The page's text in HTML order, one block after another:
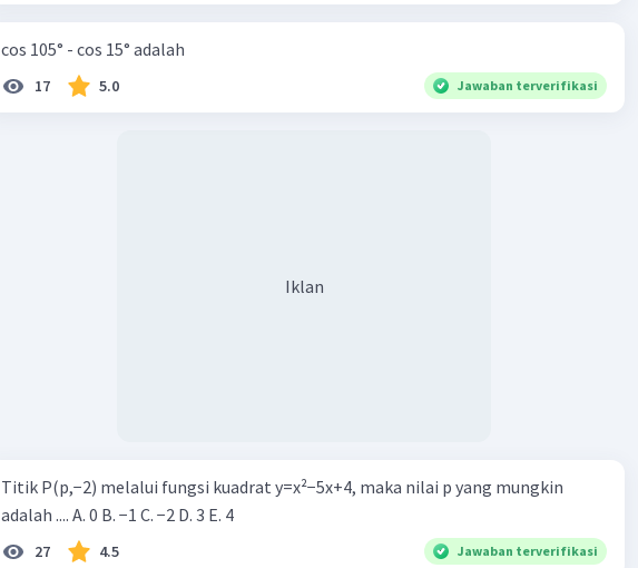
cos 105° - cos 15° adalah
17 5.0 Jawaban terverifikasi
Iklan
Titik P(p,−2) melalui fungsi kuadrat y=x²−5x+4, maka nilai p yang mungkin
adalah .... A. 0 B. −1 C. −2 D. 3 E. 4
27 4.5 Jawaban terverifikasi